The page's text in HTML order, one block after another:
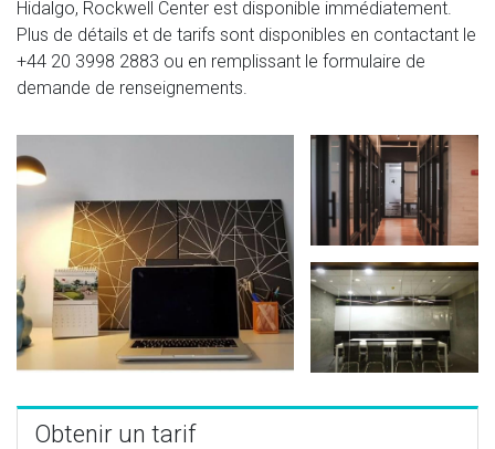
Hidalgo, Rockwell Center est disponible immédiatement.
Plus de détails et de tarifs sont disponibles en contactant le
+44 20 3998 2883 ou en remplissant le formulaire de
demande de renseignements.
Obtenir un tarif